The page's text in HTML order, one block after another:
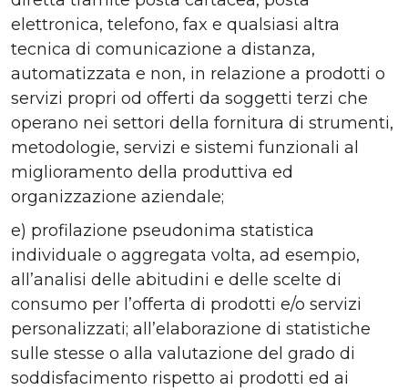
elettronica, telefono, fax e qualsiasi altra
tecnica di comunicazione a distanza,
automatizzata e non, in relazione a prodotti o
servizi propri od offerti da soggetti terzi che
operano nei settori della fornitura di strumenti,
metodologie, servizi e sistemi funzionali al
miglioramento della produttiva ed
organizzazione aziendale;
e) profilazione pseudonima statistica
individuale o aggregata volta, ad esempio,
all’analisi delle abitudini e delle scelte di
consumo per l’offerta di prodotti e/o servizi
personalizzati; all’elaborazione di statistiche
sulle stesse o alla valutazione del grado di
soddisfacimento rispetto ai prodotti ed ai